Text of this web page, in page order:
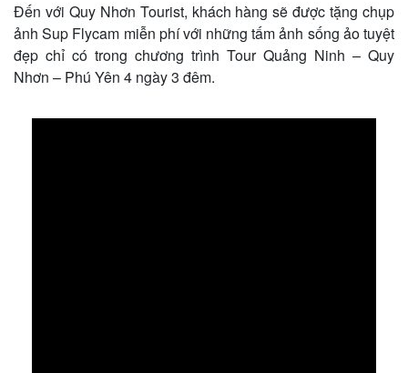
Đến với Quy Nhơn Tourist, khách hàng sẽ được tặng chụp
ảnh Sup Flycam miễn phí với những tấm ảnh sống ảo tuyệt
đẹp chỉ có trong chương trình Tour Quảng Ninh – Quy
Nhơn – Phú Yên 4 ngày 3 đêm.